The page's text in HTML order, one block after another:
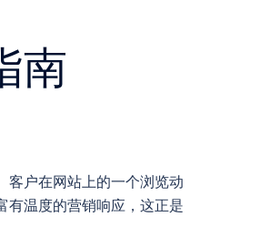
南
客户在网站上的一个浏览动
有温度的营销响应，这正是